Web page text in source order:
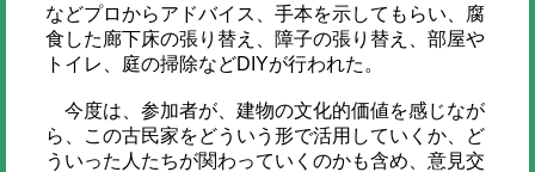
などプロからアドバイス、手本を示してもらい、腐
食した廊下床の張り替え、障子の張り替え、部屋や
トイレ、庭の掃除などDIYが行われた。
今度は、参加者が、建物の文化的価値を感じなが
ら、この古民家をどういう形で活用していくか、ど
ういった人たちが関わっていくのかも含め、意見交